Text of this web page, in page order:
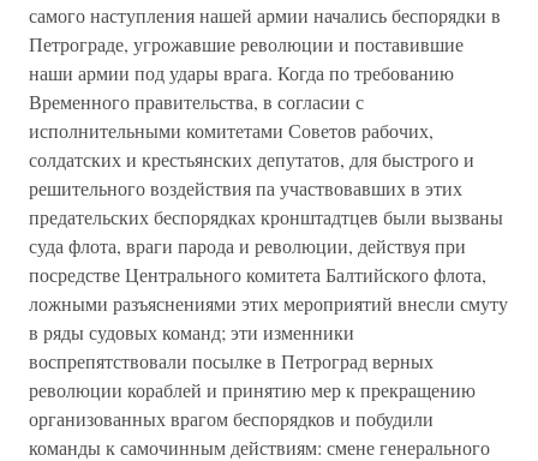
самого наступления нашей армии начались беспорядки в
Петрограде, угрожавшие революции и поставившие
наши армии под удары врага. Когда по требованию
Временного правительства, в согласии с
исполнительными комитетами Советов рабочих,
солдатских и крестьянских депутатов, для быстрого и
решительного воздействия па участвовавших в этих
предательских беспорядках кронштадтцев были вызваны
суда флота, враги парода и революции, действуя при
посредстве Центрального комитета Балтийского флота,
ложными разъяснениями этих мероприятий внесли смуту
в ряды судовых команд; эти изменники
воспрепятствовали посылке в Петроград верных
революции кораблей и принятию мер к прекращению
организованных врагом беспорядков и побудили
команды к самочинным действиям: смене генерального